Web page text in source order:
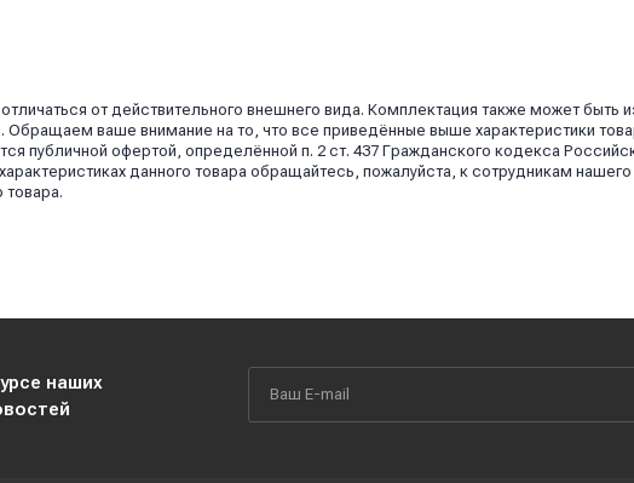
от действительного внешнего вида. Комплектация также может быть
ваше внимание на то, что все приведённые выше характеристики
публичной офертой, определённой п. 2 ст. 437 Гражданского кодекса
данного товара обращайтесь, пожалуйста, к сотрудникам
товара.
наших